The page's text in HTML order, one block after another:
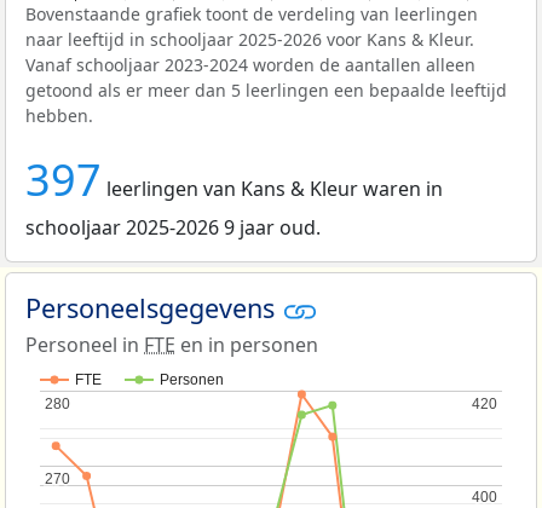
Bovenstaande grafiek toont de verdeling van leerlingen
naar leeftijd in schooljaar 2025-2026 voor Kans & Kleur.
Vanaf schooljaar 2023-2024 worden de aantallen alleen
getoond als er meer dan 5 leerlingen een bepaalde leeftijd
hebben.
397 leerlingen van Kans & Kleur waren in
schooljaar 2025-2026 9 jaar oud.
Personeelsgegevens
Personeel in FTE en in personen
FTE Personen
270
270
280
280
400
400
420
420